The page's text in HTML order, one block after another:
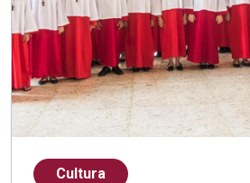
Cultura